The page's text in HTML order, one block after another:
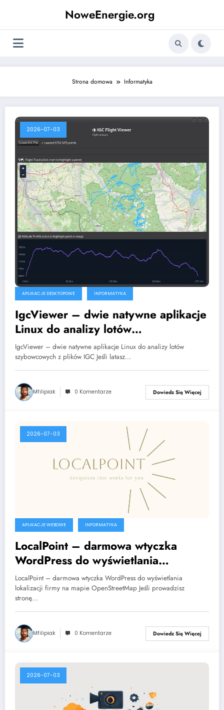
NoweEnergie.org
Strona domowa Informatyka
2026-07-03
APLIKACJE DESKTOPOWE INFORMATYKA
IgcViewer – dwie natywne aplikacje
Linux do analizy lotów
szybowcowych z plików IGC
IgcViewer – dwie natywne aplikacje Linux do analizy lotów
szybowcowych z plików IGC Jeśli latasz…
Mfilipiak 0 Komentarze Dowiedz Się Więcej
2026-07-03
APLIKACJE WEBOWE INFORMATYKA
LocalPoint – darmowa wtyczka
WordPress do wyświetlania
lokalizacji na mapie
LocalPoint – darmowa wtyczka WordPress do wyświetlania
lokalizacji firmy na mapie OpenStreetMap Jeśli prowadzisz
stronę…
Mfilipiak 0 Komentarze Dowiedz Się Więcej
2026-07-03